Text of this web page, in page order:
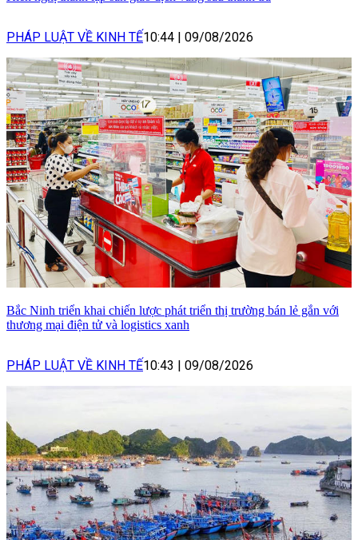
PHÁP LUẬT VỀ KINH TẾ10:44 09/08/2026
Bắc Ninh triển khai chiến lược phát triển thị trường bán lẻ gắn với
thương mại điện tử và logistics xanh
PHÁP LUẬT VỀ KINH TẾ10:43 09/08/2026